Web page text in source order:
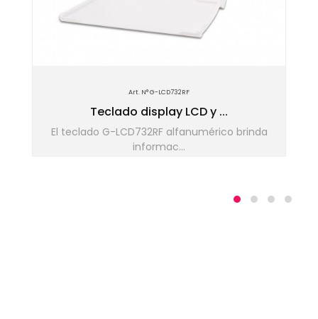
Art. N° G-LCD732RF
Teclado display LCD y ...
El teclado G-LCD732RF alfanumérico brinda
informac...